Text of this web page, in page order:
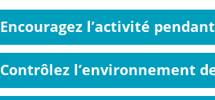
Encouragez l’activité
Contrôlez l’environnement